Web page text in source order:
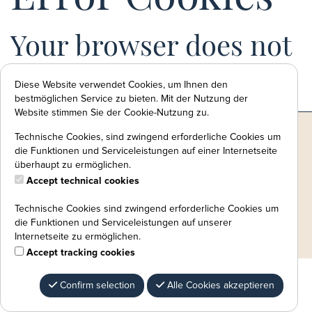
Your browser does not
accept cookies.
Cookies are required.
Diese Website verwendet Cookies, um Ihnen den
bestmöglichen Service zu bieten. Mit der Nutzung der
Website stimmen Sie der Cookie-Nutzung zu.
Technische Cookies, sind zwingend erforderliche Cookies um
die Funktionen und Serviceleistungen auf einer Internetseite
überhaupt zu ermöglichen.
Accept technical cookies
Technische Cookies sind zwingend erforderliche Cookies um
die Funktionen und Serviceleistungen auf unserer
Internetseite zu ermöglichen.
Accept tracking cookies
Confirm selection Alle Cookies akzeptieren